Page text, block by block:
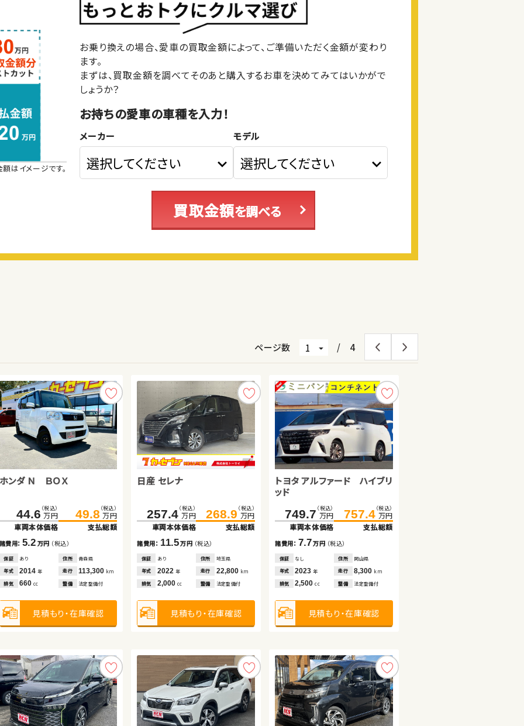
はイメージです。
お乗り換えの場合、愛車の買取金額によって、ご準備いただく金額が変わり
ます。
まずは、買取金額を調べてそのあと購入するお車を決めてみてはいかがで
しょうか？
お持ちの愛車の車種を入力！
メーカー モデル
買取金額を調べる
ページ数 / 4
ンダ Ｎ ＢＯＸ
44.6 （税込）
万円
車両本体価格
49.8 （税込）
万円
支払総額
費用：5.2 万円 （税込）
保証 あり 住所
青森県
年式
2014年 走行 113,300 km
排気
660cc 整備 法定整備付
見積もり・在庫確認
日産 セレナ
257.4（税込）
万円
車両本体価格
268.9 （税込）
万円
支払総額
諸費用： 11.5万円 （税込）
保証 あり 住所
埼玉県
年式
2022 年 走行 22,800 km
排気
2,000 cc 整備 法定整備付
見積もり・在庫確認
トヨタ アルファード ハイブリ
ッド
749.7 （税込）
万円
車両本体価格
757.4（税込）
万円
支払総額
諸費用： 7.7万円 （税込）
保証 なし 住所
岡山県
年式
2023年 走行 8,300 km
排気
2,500cc 整備 法定整備付
見積もり・在庫確認
イハツ タント
136.1 （税込）
万円
車両本体価格
142.4 （税込）
万円
支払総額
費用：6.3 万円 （税込）
保証 なし 住所
茨城県
年式
2019年 走行 6,900km
排気
660cc 整備 なし
見積もり・在庫確認
トヨタ ルーミー
114.0（税込）
万円
車両本体価格
125.7 （税込）
万円
支払総額
諸費用： 11.7万円 （税込）
保証 あり 住所
埼玉県
年式
2019 年 走行 30,800 km
排気
1,000 cc 整備 法定整備付
見積もり・在庫確認
トヨタ ノア
139.1 （税込）
万円
車両本体価格
149.8（税込）
万円
支払総額
諸費用： 10.7万円（税込）
保証 あり 住所
青森県
年式
2019年 走行 125,500
排気
2,000cc 整備 法定整備付
見積もり・在庫確認
ヨタ プリウス アルファ
119.7 （税込）
万円
車両本体価格
134.8 （税込）
万円
支払総額
費用：15.1万円（税込）
保証 あり 住所
宮城県
年式
2018年 走行 79,600km
排気
1,800 整備 法定整備付
見積もり・在庫確認
トヨタ アクア
140.0（税込）
万円
車両本体価格
145.0 （税込）
万円
支払総額
諸費用： 5.0 万円（税込）
保証 なし 住所
京都府
年式
2018 年 走行 26,900 km
排気
1,500 cc 整備 法定整備付
見積もり・在庫確認
日産 セレナ
31.6 （税込）
万円
車両本体価格
39.8（税込）
万円
支払総額
諸費用： 8.2万円 （税込）
保証 なし 住所
青森県
年式
2012年 走行 177,500
排気
2,000cc 整備 法定整備付
見積もり・在庫確認
ズキ ジムニーシエラ
260.1 （税込）
万円
車両本体価格
269.0 （税込）
万円
支払総額
費用：8.9 万円 （税込）
保証 なし 住所
埼玉県
年式
2024年 走行 9,100km
排気
1,500 整備 なし
見積もり・在庫確認
トヨタ プリウスＰＨＶ
449.7（税込）
万円
車両本体価格
457.7 （税込）
万円
支払総額
諸費用： 8.0 万円（税込）
保証 なし 住所
岡山県
年式
2024 年 走行 4,000km
排気
2,000 cc 整備 法定整備付
見積もり・在庫確認